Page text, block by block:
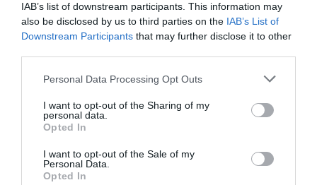
IAB’s list of downstream participants. This information may
also be disclosed by us to third parties on the IAB’s List of
Downstream Participants that may further disclose it to other
Personal Data Processing Opt Outs
I want to opt-out of the Sharing of my
personal data.
Opted In
I want to opt-out of the Sale of my
Personal Data.
Opted In
auténticos dueños de los grandes bancos y oligopolios
“españoles”, controlando el 44% del Santander y el 39%
A cambio la oligarquía española recibe el “premio” de
acceder a Estados Unidos. Allí, el Santander tiene unos
57.500 millones de dólares en depósitos, y más de 90.000
millones de dólares en activos; Iberdrola ya tiene sus
principales negocios.